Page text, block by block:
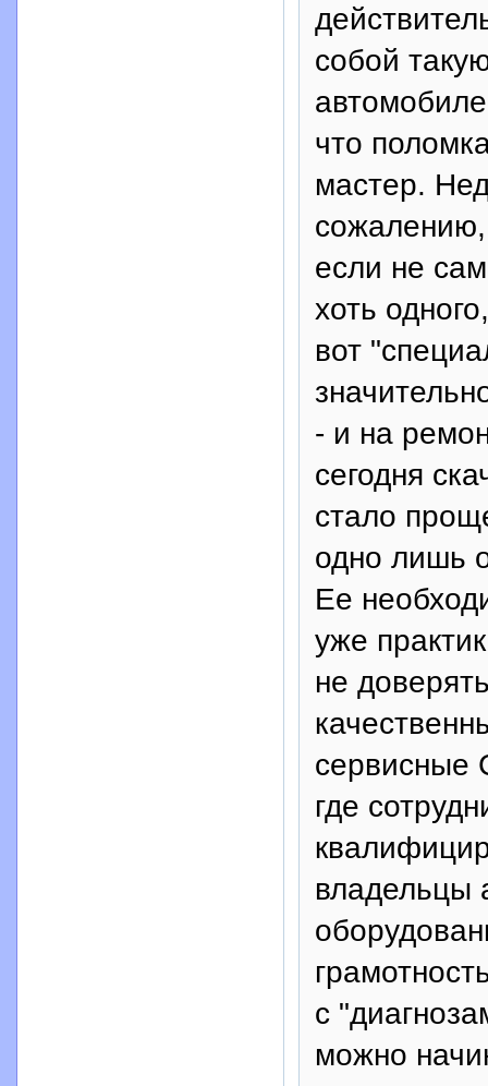
собой
что
мастер.
сожалению,
если не
хоть
вот
- и на
сегодня
стало
одно лишь
Ее
уже
не
сервисные
где
владельцы
с
можно